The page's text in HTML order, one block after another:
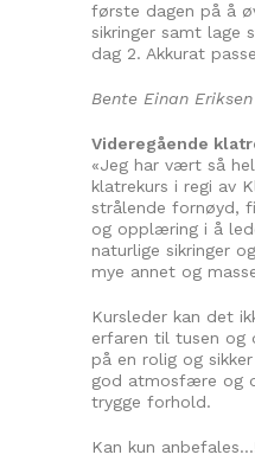
første dagen på å
sikringer samt lage
dag 2. Akkurat
Bente Einan Eriksen
Videregående
«Jeg har vært så
klatrekurs i regi av
strålende fornøyd,
og opplæring i å
naturlige sikringer
mye annet og
Kursleder kan det
erfaren til tusen og
på en rolig og
god atmosfære og
trygge forhold.
Kan kun